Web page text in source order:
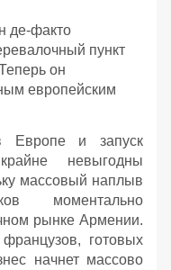
де-факто
пункт
он
европейским
Европе и запуск
невыгодны
массовый наплыв
моментально
рынке Армении.
готовых
начнет массово